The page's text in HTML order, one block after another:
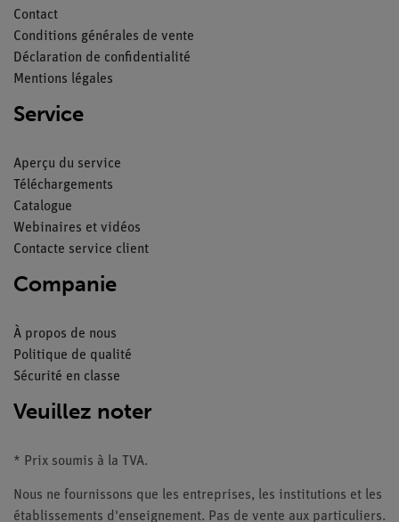
Contact
Conditions générales de vente
Déclaration de confidentialité
Mentions légales
Service
Aperçu du service
Téléchargements
Catalogue
Webinaires et vidéos
Contacte service client
Companie
À propos de nous
Politique de qualité
Sécurité en classe
Veuillez noter
* Prix soumis à la TVA.
Nous ne fournissons que les entreprises, les institutions et les
établissements d'enseignement. Pas de vente aux particuliers.